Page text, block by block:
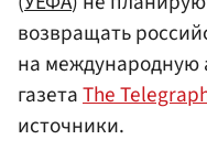
возвращать
на международную
газетаThe
источники.